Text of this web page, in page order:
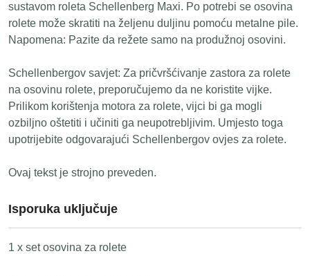
sustavom roleta Schellenberg Maxi. Po potrebi se osovina
rolete može skratiti na željenu duljinu pomoću metalne pile.
Napomena: Pazite da režete samo na produžnoj osovini.
Schellenbergov savjet: Za pričvršćivanje zastora za rolete
na osovinu rolete, preporučujemo da ne koristite vijke.
Prilikom korištenja motora za rolete, vijci bi ga mogli
ozbiljno oštetiti i učiniti ga neupotrebljivim. Umjesto toga
upotrijebite odgovarajući Schellenbergov ovjes za rolete.
Ovaj tekst je strojno preveden.
Isporuka uključuje
1 x set osovina za rolete